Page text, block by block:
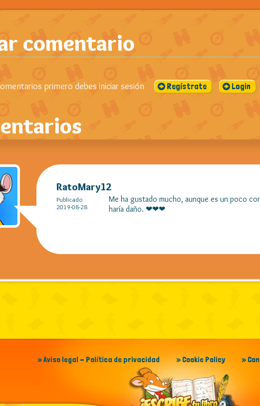
comentario
primero debes iniciar sesión Regístrate Login
RatoMary12
Publicado
2019-08-28
Me ha gustado mucho, aunque es un poco
haría daño. ❤❤❤
» Aviso legal - Política de privacidad » Cookie Policy »